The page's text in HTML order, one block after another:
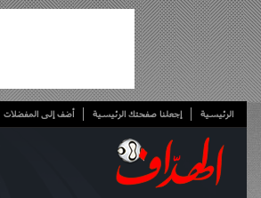
الرئيسية إجعلنا صفحتك الرئيسية أضف إلى المفضلات